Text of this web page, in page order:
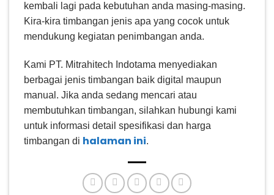
kembali lagi pada kebutuhan anda masing-masing.
Kira-kira timbangan jenis apa yang cocok untuk
mendukung kegiatan penimbangan anda.
Kami PT. Mitrahitech Indotama menyediakan
berbagai jenis timbangan baik digital maupun
manual. Jika anda sedang mencari atau
membutuhkan timbangan, silahkan hubungi kami
untuk informasi detail spesifikasi dan harga
timbangan di halaman ini.